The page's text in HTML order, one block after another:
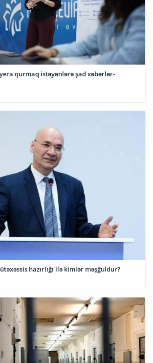
qurmaq istəyənlərə şad xəbərlər-
hazırlığı ilə kimlər məşğuldur?